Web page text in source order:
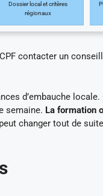
Dossier local et critères
régionaux
contacter un
d’embauche
semaine. La formation
changer tout de